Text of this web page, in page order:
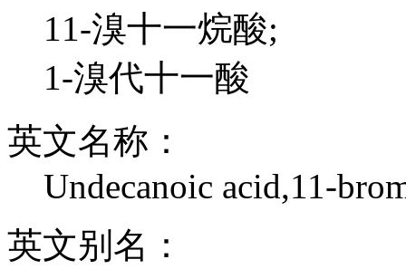
11-溴十一烷酸;
1-溴代十一酸
英文名称：
Undecanoic acid,11-
英文别名：